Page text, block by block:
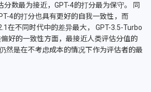
分数最为接近，GPT-4的打分最为保守。 同
4的打分也具有更好的自我一致性，而
在不同时代中的差异最大， GPT-3.5-Turbo
好的一致性方面，最接近人类评估分值的
然是在不考虑成本的情况下作为评估者的最